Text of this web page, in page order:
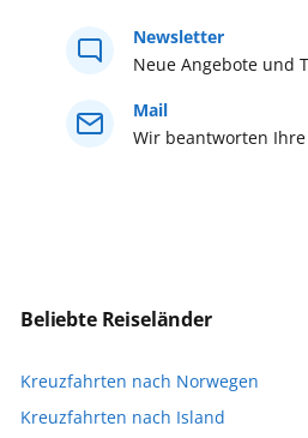
Zurücksetzen
Neue Angebote und
Newsletter
Wir beantworten Ihre
Mail
Beliebte Reiseländer
Kreuzfahrten nach Norwegen
Kreuzfahrten nach Island